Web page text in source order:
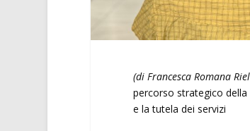
(di Francesca Romana
percorso strategico
e la tutela dei servizi